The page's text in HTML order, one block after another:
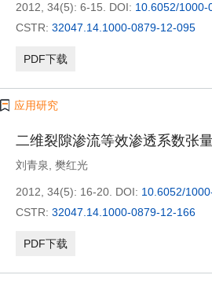
2012, 34(5): 6-15. DOI: 10.6052/1000-
CSTR: 32047.14.1000-0879-12-095
PDF下载
应用研究
二维裂隙渗流等效渗透系数张
刘青泉 樊红光
2012, 34(5): 16-20. DOI: 10.6052/
CSTR: 32047.14.1000-0879-12-166
PDF下载